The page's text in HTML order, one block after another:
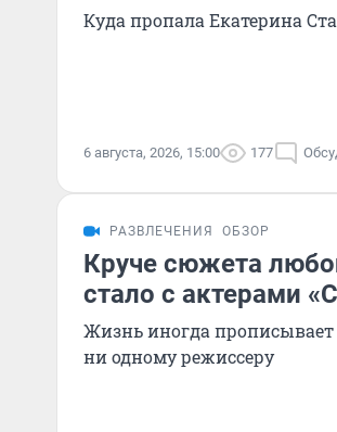
Куда пропала Екатерина
6 августа, 2026, 15:00 177
РАЗВЛЕЧЕНИЯ ОБЗОР
Круче сюжета
стало с актерами
Жизнь иногда прописывает
ни одному режиссеру